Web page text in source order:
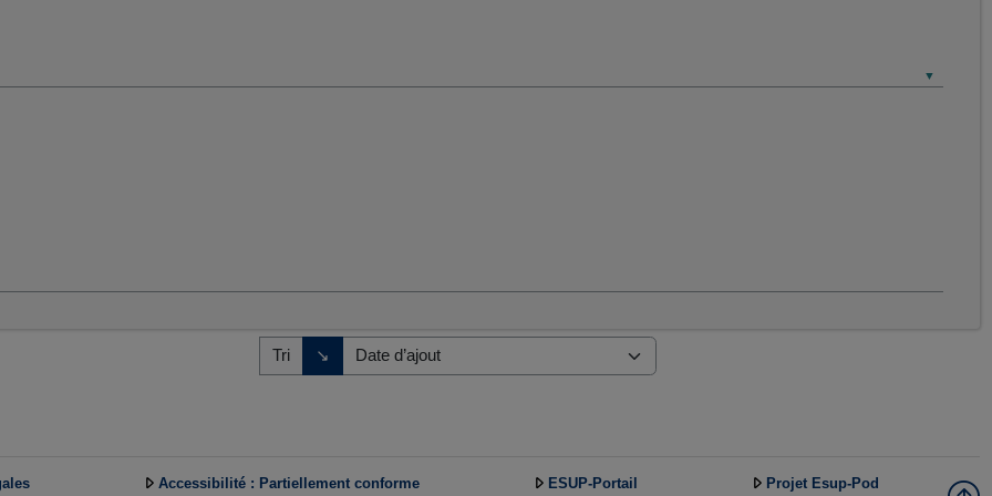
et sociales
Tri ↘
Direction de tri
Accessibilité : Partiellement conforme ESUP-Portail Projet Esup-Pod